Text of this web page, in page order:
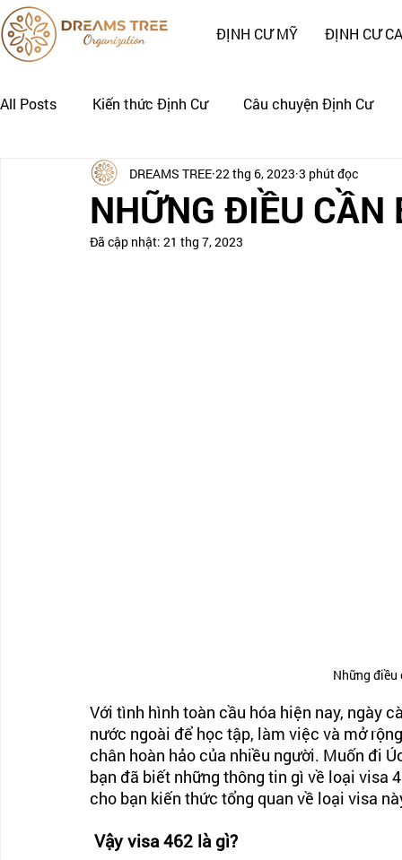
ĐỊNH CƯ MỸ ĐỊNH CƯ
All Posts Kiến thức Định Cư Câu chuyện Định Cư
Nhật Ký Định Cư của Khách Hàng CÂU CHUYỆN
NHỮNG ĐIỀU CẦN
DREAMS TREE 22 thg 6, 2023 3 phút đọc
Đã cập nhật: 21 thg 7, 2023
Những điều
Với tình hình toàn cầu hóa hiện nay, ngày
nước ngoài để học tập, làm việc và mở
chân hoàn hảo của nhiều người. Muốn đi
bạn đã biết những thông tin gì về loại visa
cho bạn kiến thức tổng quan về loại visa
Vậy visa 462 là gì?